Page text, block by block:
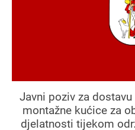
Javni poziv za
montažne kućice za
djelatnosti tijekom